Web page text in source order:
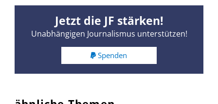
Jetzt die JF stärken!
Unabhängigen Journalismus unterstützen!
Spenden